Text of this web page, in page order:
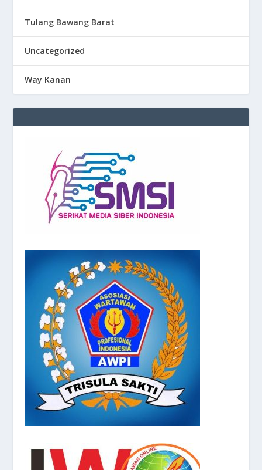
Tulang Bawang Barat
Uncategorized
Way Kanan